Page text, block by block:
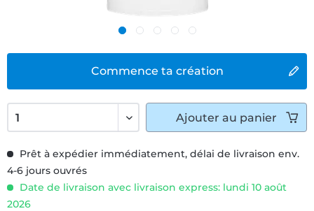
Commence ta création
Prêt à expédier immédiatement, délai de livraison env.
4-6 jours ouvrés
Date de livraison avec livraison express: lundi 10 août
2026
Ajouter au panier